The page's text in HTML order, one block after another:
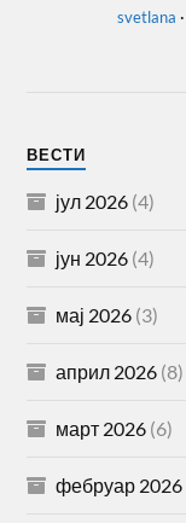
svetlana ·
ВЕСТИ
јул 2026 (4)
јун 2026 (4)
мај 2026 (3)
април 2026 (8)
март 2026 (6)
фебруар 2026